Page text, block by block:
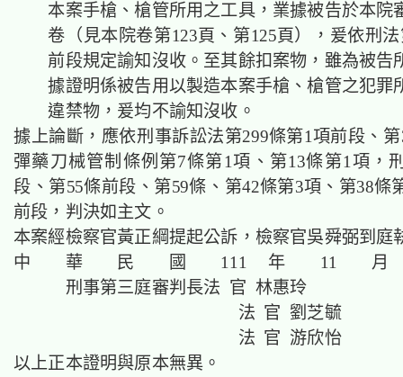
本案手槍、槍管所用之工具，業據被告於本院
卷（見本院卷第123頁、第125頁），爰依刑
前段規定諭知沒收。至其餘扣案物，雖為被告
據證明係被告用以製造本案手槍、槍管之犯罪
違禁物，爰均不諭知沒收。
據上論斷，應依刑事訴訟法第299條第1項前段、
彈藥刀械管制條例第7條第1項、第13條第1項，
段、第55條前段、第59條、第42條第3項、第38條
前段，判決如主文。
本案經檢察官黃正綱提起公訴，檢察官吳舜弼到庭
中 華 民 國 111 年 11 月
刑事第三庭審判長法 官 林惠玲
法 官 劉芝毓
法 官 游欣怡
以上正本證明與原本無異。